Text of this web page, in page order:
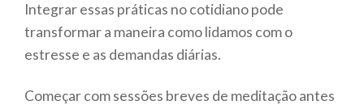
Integrar essas práticas no cotidiano pode
transformar a maneira como lidamos com o
estresse e as demandas diárias.
Começar com sessões breves de meditação antes